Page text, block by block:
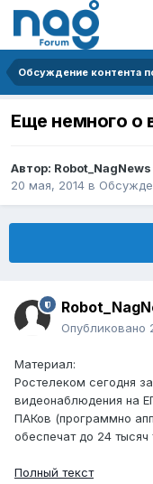
Обсуждение контента
Еще немного о
Автор: Robot_NagNews
20 мая, 2014 в
Опубликовано
Материал:
Ростелеком сегодня
видеонаблюдения на
ПАКов (программно
обеспечат до 24
Полный текст